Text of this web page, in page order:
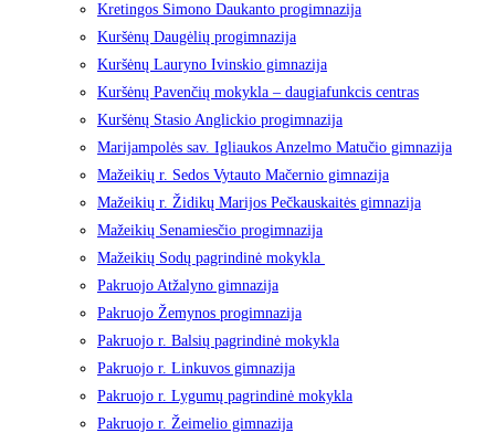
Kretingos Simono Daukanto progimnazija
Kuršėnų Daugėlių progimnazija
Kuršėnų Lauryno Ivinskio gimnazija
Kuršėnų Pavenčių mokykla – daugiafunkcis centras
Kuršėnų Stasio Anglickio progimnazija
Marijampolės sav. Igliaukos Anzelmo Matučio gimnazija
Mažeikių r. Sedos Vytauto Mačernio gimnazija
Mažeikių r. Židikų Marijos Pečkauskaitės gimnazija
Mažeikių Senamiesčio progimnazija
Mažeikių Sodų pagrindinė mokykla
Pakruojo Atžalyno gimnazija
Pakruojo Žemynos progimnazija
Pakruojo r. Balsių pagrindinė mokykla
Pakruojo r. Linkuvos gimnazija
Pakruojo r. Lygumų pagrindinė mokykla
Pakruojo r. Žeimelio gimnazija